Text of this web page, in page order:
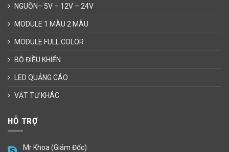
NGUỒN– 5V – 12V – 24V
MODULE 1 MÀU 2 MÀU
MODULE FULL COLOR
BỘ ĐIỀU KHIỂN
LED QUẢNG CÁO
VẬT TƯ KHÁC
HỖ TRỢ
Mr Khoa (Giám Đốc)